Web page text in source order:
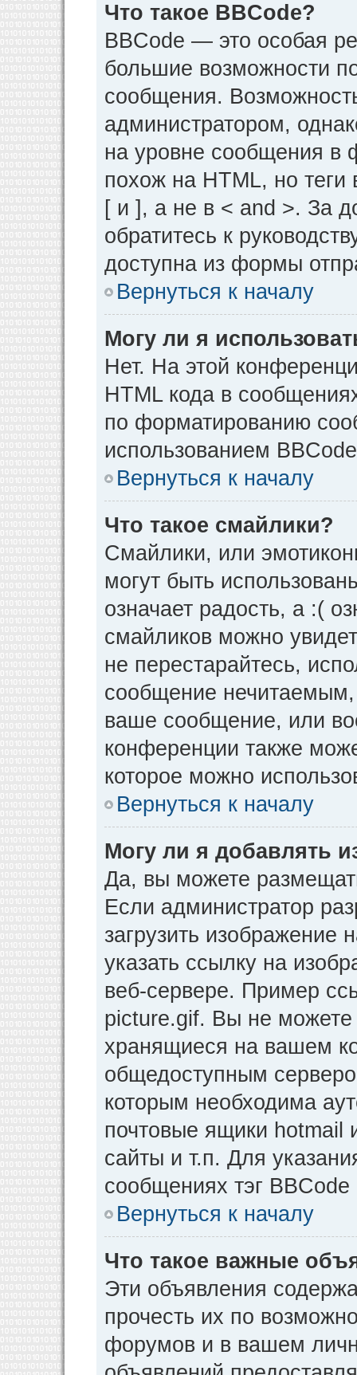
Что такое BBCode?
BBCode — это особая
большие возможности
сообщения.
администратором,
на уровне сообщения в
похож на HTML, но теги
[ и ], а не в < and >. За
обратитесь к
доступна из формы
Вернуться к началу
Могу ли я
Нет. На этой
HTML кода в
по форматированию
использованием
Вернуться к началу
Что такое смайлики?
Смайлики, или
могут быть
означает радость, а :(
смайликов можно
не перестарайтесь,
сообщение нечитаемым,
ваше сообщение, или
конференции также
которое можно
Вернуться к началу
Могу ли я добавлять
Да, вы можете
Если администратор
загрузить
указать ссылку на
веб-сервере. Пример
picture.gif. Вы не можете
хранящиеся на вашем
общедоступным
которым необходима
почтовые ящики
сайты и т.п. Для
сообщениях тэг BBCode
Вернуться к началу
Что такое важные
Эти объявления
прочесть их по
форумов и в вашем